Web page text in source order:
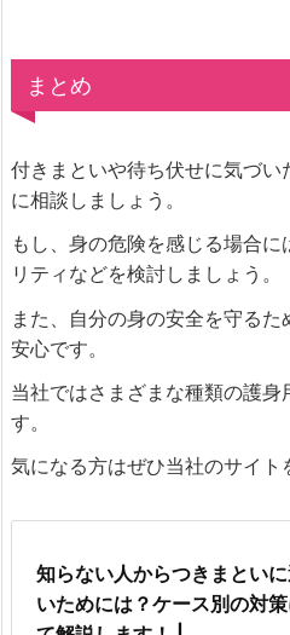
まとめ
付きまといや待ち伏せに気づ
に相談しましょう。
もし、身の危険を感じる場合
リティなどを検討しましょう。
また、自分の身の安全を守る
安心です。
当社ではさまざまな種類の護身
す。
気になる方はぜひ当社のサイト
知らない人からつきまとい
いためには？ケース別の対